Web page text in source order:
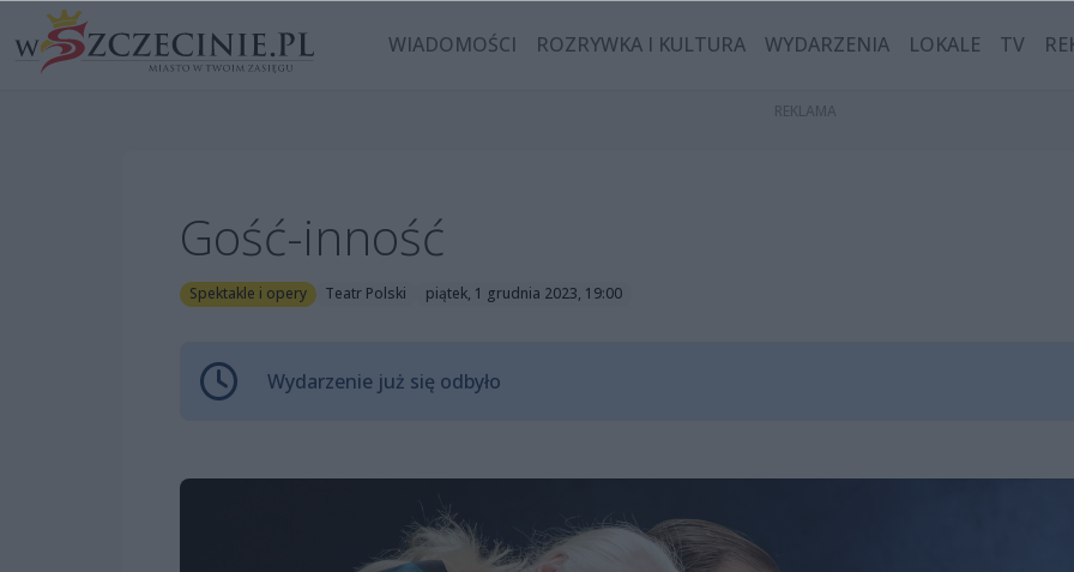
WIADOMOŚCI ROZRYWKA I KULTURA WYDARZENIA LOKALE TV
Gość-inność
Spektakle i opery Teatr Polski piątek, 1 grudnia 2023, 19:00
Wydarzenie już się odbyło